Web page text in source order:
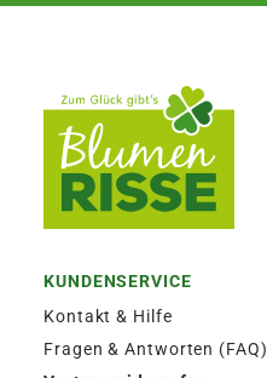
KUNDENSERVICE
Kontakt & Hilfe
Fragen & Antworten (FAQ)